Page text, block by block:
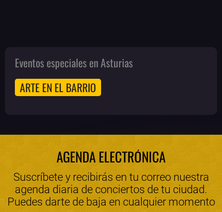
Eventos especiales en Asturias
ARTE EN EL BARRIO
AGENDA ELECTRÓNICA
Suscríbete y recibirás en tu correo nuestra
agenda diaria de conciertos de tu ciudad.
Puedes darte de baja en cualquier momento